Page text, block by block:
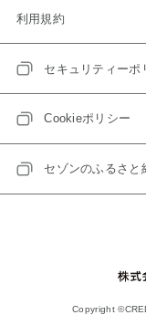
利用規約
セキュリティーポ
Cookieポリシー
セゾンのふるさと
Copyright